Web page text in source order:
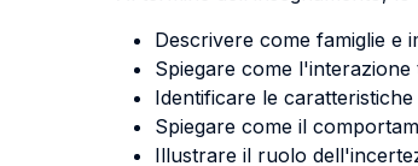
Descrivere come famiglie e
Spiegare come
Identificare le
Spiegare come il
Illustrare il ruolo